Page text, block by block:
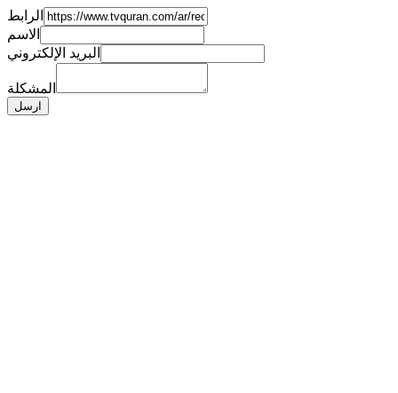
الرابط
الاسم
البريد الإلكتروني
المشكلة
ارسل